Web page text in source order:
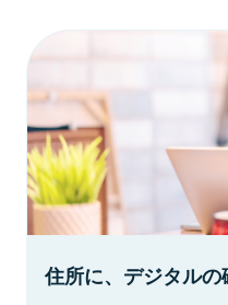
住所に、デジタルの